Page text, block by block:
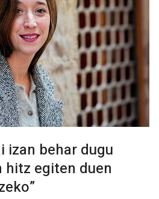
izan behar dugu
hitz egiten duen